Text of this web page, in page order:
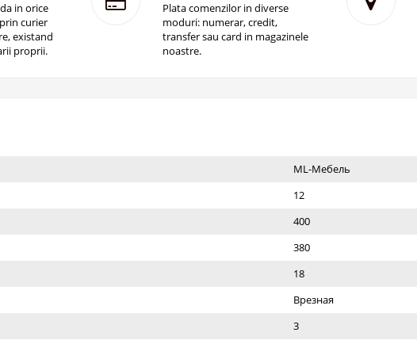
in orice
curier
existand
proprii.
Plata comenzilor in diverse
moduri: numerar, credit,
transfer sau card in magazinele
noastre.
ML-Мебель
12
400
380
18
Врезная
3